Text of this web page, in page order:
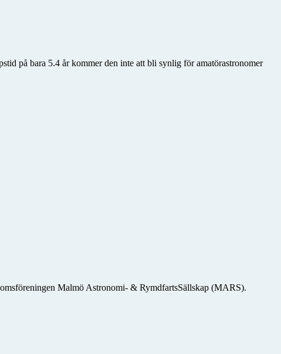
på bara 5.4 år kommer den inte att bli synlig för amatörastronomer
Malmö Astronomi- & RymdfartsSällskap (MARS).